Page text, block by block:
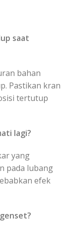
saat
bahan
Pastikan kran
tertutup
lagi?
yang
pada lubang
efek